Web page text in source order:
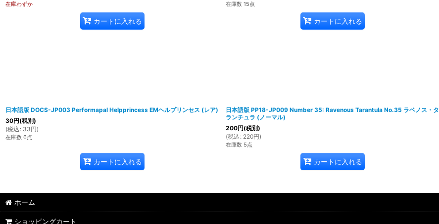
在庫わずか
カートに入れる
在庫数 15点
カートに入れる
日本語版 DOCS-JP003 Performapal Helpprincess EMヘルプリンセス (レア)
30円(税別)
(税込 : 33円)
在庫数 6点
カートに入れる
日本語版 PP18-JP009 Number 35: Ravenous Tarantula No.35 ラベノス・タ
ランチュラ (ノーマル)
200円(税別)
(税込 : 220円)
在庫数 5点
カートに入れる
ホーム
ショッピングカート